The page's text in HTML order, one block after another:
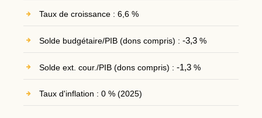
Taux de croissance : 6,6 %
Solde budgétaire/PIB (dons compris) : -3,3%
Solde ext. cour./PIB (dons compris) : -1,3%
Taux d'inflation : 0 % (2025)